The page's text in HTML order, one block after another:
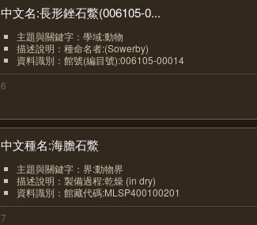
中文名:長形銼石鱉(006105-0...
主題與關鍵字：學域:動物
描述說明：種命名者:(Sowerby)
資料識別：館號(編目號):006105-00014
6
中文種名:海膽石鱉
主題與關鍵字：界:動物界
描述說明：製備過程:乾燥 (in dry)
資料識別：館藏代碼:MLSP400100201
7